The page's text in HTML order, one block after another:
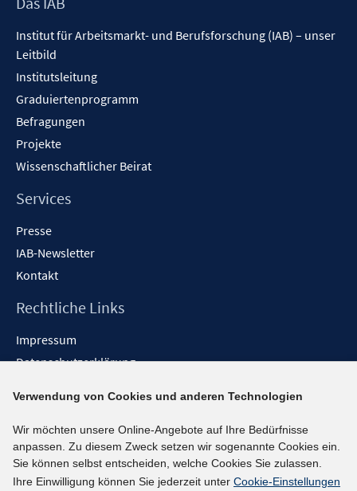
Institut für Arbeitsmarkt- und Berufsforschung (IAB) – unser
Leitbild
Institutsleitung
Graduiertenprogramm
Befragungen
Projekte
Wissenschaftlicher Beirat
Services
Presse
IAB-Newsletter
Kontakt
Rechtliche Links
Impressum
Datenschutzerklärung
Barrieren melden
Social-Media-Kanäle
BlueSky
Verwendung von Cookies und anderen Technologien
Wir möchten unsere Online-Angebote auf Ihre Bedürfnisse
anpassen. Zu diesem Zweck setzen wir sogenannte Cookies ein.
Sie können selbst entscheiden, welche Cookies Sie zulassen.
Ihre Einwilligung können Sie jederzeit unter Cookie-Einstellungen